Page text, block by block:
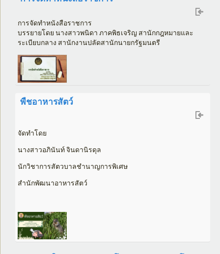
การจัดทำหนังสือราชการ
บรรยายโดย นางสาวพนิดา ภาคพิธเจริญ สานักกฎหมายและ
ระเบียบกลาง สานักงานปลัดสานักนายกรัฐมนตรี
พืชอาหารสัตว์
จัดทำโดย
นางสาวอภินันท์ จินดานิรดุล
นักวิชาการสัตวบาลชำนาญการพิเศษ
สำนักพัฒนาอาหารสัตว์